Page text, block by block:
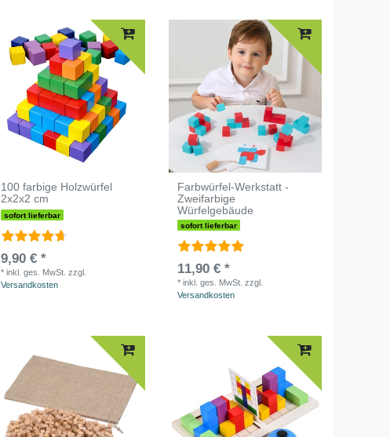
100 farbige Holzwürfel
2x2x2 cm
sofort lieferbar
9,90 € *
*inkl. ges. MwSt. zzgl.
Versandkosten
Farbwürfel-Werkstatt -
Zweifarbige
Würfelgebäude
sofort lieferbar
11,90 € *
*inkl. ges. MwSt. zzgl.
Versandkosten